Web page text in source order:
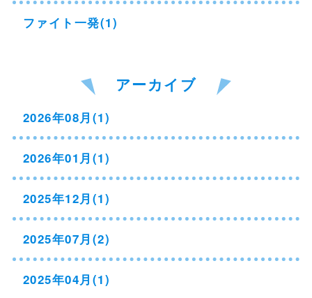
ファイト一発(1)
アーカイブ
2026年08月(1)
2026年01月(1)
2025年12月(1)
2025年07月(2)
2025年04月(1)